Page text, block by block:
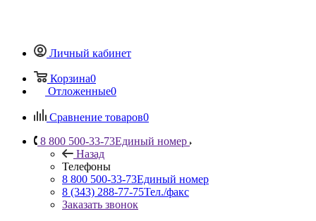
Личный кабинет
Корзина0
Отложенные0
Сравнение товаров0
8 800 500-33-73Единый номер
Назад
Телефоны
8 800 500-33-73Единый номер
8 (343) 288-77-75Тел./факс
Заказать звонок